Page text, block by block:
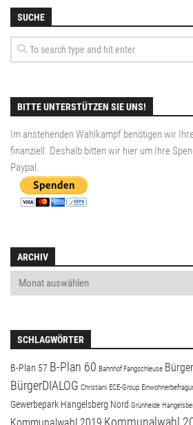
SUCHE
BITTE UNTERSTÜTZEN SIE UNS!
Im anstehenden Wahlkampf benötigen wir
finanziell. Deshalb bitten wir hier um Ihre
Paypal.
ARCHIV
SCHLAGWÖRTER
B-Plan 57 B-Plan 60 Bahnhof Fangschleuse
BürgerDIALOG Christiani ECE-Group
Gewerbepark Hangelsberg Nord Grünheide
Kommunalwahl